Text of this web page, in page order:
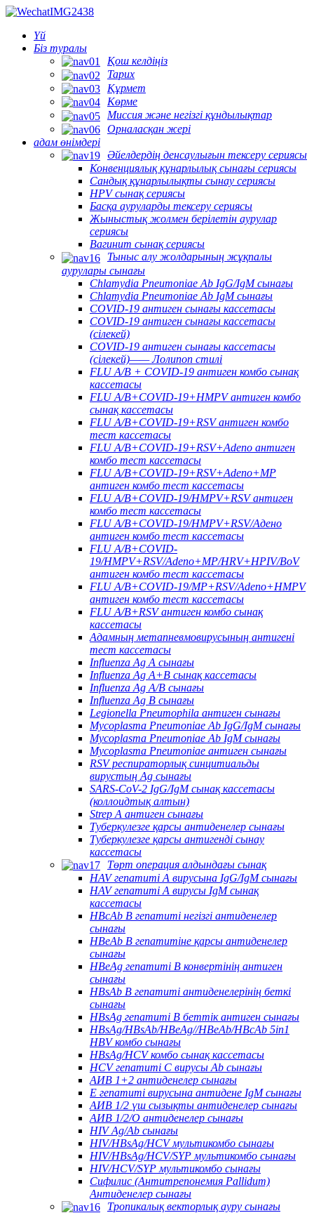
Үй
Біз туралы
Қош келдіңіз
Тарих
Құрмет
Көрме
Миссия және негізгі құндылықтар
Орналасқан жері
адам өнімдері
Әйелдердің денсаулығын тексеру сериясы
Конвенциялық құнарлылық сынағы сериясы
Сандық құнарлылықты сынау сериясы
HPV сынақ сериясы
Басқа ауруларды тексеру сериясы
Жыныстық жолмен берілетін аурулар
сериясы
Вагинит сынақ сериясы
Тыныс алу жолдарының жұқпалы
аурулары сынағы
Chlamydia Pneumoniae Ab IgG/IgM сынағы
Chlamydia Pneumoniae Ab IgM сынағы
COVID-19 антиген сынағы кассетасы
COVID-19 антиген сынағы кассетасы
(сілекей)
COVID-19 антиген сынағы кассетасы
(сілекей)—— Лолипоп стилі
FLU A/B + COVID-19 антиген комбо сынақ
кассетасы
FLU A/B+COVID-19+HMPV антиген комбо
сынақ кассетасы
FLU A/B+COVID-19+RSV антиген комбо
тест кассетасы
FLU A/B+COVID-19+RSV+Adeno антиген
комбо тест кассетасы
FLU A/B+COVID-19+RSV+Adeno+MP
антиген комбо тест кассетасы
FLU A/B+COVID-19/HMPV+RSV антиген
комбо тест кассетасы
FLU A/B+COVID-19/HMPV+RSV/Адено
антиген комбо тест кассетасы
FLU A/B+COVID-
19/HMPV+RSV/Adeno+MP/HRV+HPIV/BoV
антиген комбо тест кассетасы
FLU A/B+COVID-19/MP+RSV/Adeno+HMPV
антиген комбо тест кассетасы
FLU A/B+RSV антиген комбо сынақ
кассетасы
Адамның метапневмовирусының антигені
тест кассетасы
Influenza Ag A сынағы
Influenza Ag A+B сынақ кассетасы
Influenza Ag A/B сынағы
Influenza Ag B сынағы
Legionella Pneumophila антиген сынағы
Mycoplasma Pneumoniae Ab IgG/IgM сынағы
Mycoplasma Pneumoniae Ab IgM сынағы
Mycoplasma Pneumoniae антиген сынағы
RSV респираторлық синцитиальды
вирустың Ag сынағы
SARS-CoV-2 IgG/IgM сынақ кассетасы
(коллоидтық алтын)
Strep A антиген сынағы
Туберкулезге қарсы антиденелер сынағы
Туберкулезге қарсы антигенді сынау
кассетасы
Төрт операция алдындағы сынақ
HAV гепатиті А вирусына IgG/IgM сынағы
HAV гепатиті А вирусы IgM сынақ
кассетасы
HBcAb В гепатиті негізгі антиденелер
сынағы
HBeAb В гепатитіне қарсы антиденелер
сынағы
HBeAg гепатиті В конвертінің антиген
сынағы
HBsAb В гепатиті антиденелерінің беткі
сынағы
HBsAg гепатиті В беттік антиген сынағы
HBsAg/HBsAb/HBeAg//HBeAb/HBcAb 5in1
HBV комбо сынағы
HBsAg/HCV комбо сынақ кассетасы
HCV гепатиті С вирусы Ab сынағы
АИВ 1+2 антиденелер сынағы
Е гепатиті вирусына антидене IgM сынағы
АИВ 1/2 үш сызықты антиденелер сынағы
АИВ 1/2/O антиденелер сынағы
HIV Ag/Ab сынағы
HIV/HBsAg/HCV мультикомбо сынағы
HIV/HBsAg/HCV/SYP мультикомбо сынағы
HIV/HCV/SYP мультикомбо сынағы
Сифилис (Антитрепонемия Pallidum)
Антиденелер сынағы
Тропикалық векторлық ауру сынағы